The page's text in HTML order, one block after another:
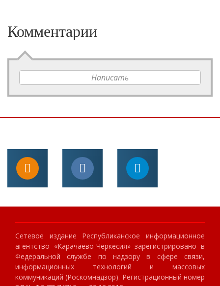
Комментарии
Написать
Сетевое издание Республиканское информационное
агентство «Карачаево-Черкесия» зарегистрировано в
Федеральной службе по надзору в сфере связи,
информационных технологий и массовых
коммуникаций (Роскомнадзор). Регистрационный номер